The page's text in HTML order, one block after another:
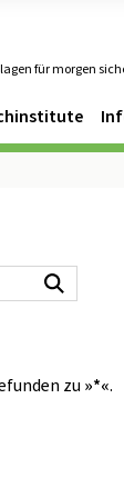
für morgen
zu »*«.